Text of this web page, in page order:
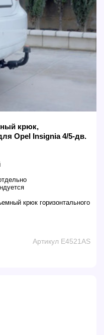
крюк,
Opel Insignia 4/5-дв.
крюк горизонтального
Артикул E4521AS